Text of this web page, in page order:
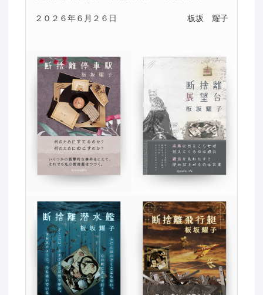
２０２６年６月２６日 板坂 耀子